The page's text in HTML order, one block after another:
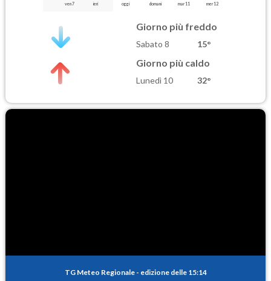
ven 7 ieri oggi domani mar 11 mer 12
Giorno più freddo
Sabato 8 15°
Giorno più caldo
Lunedì 10 32°
TG Meteo Regionale - edizione delle 15:14